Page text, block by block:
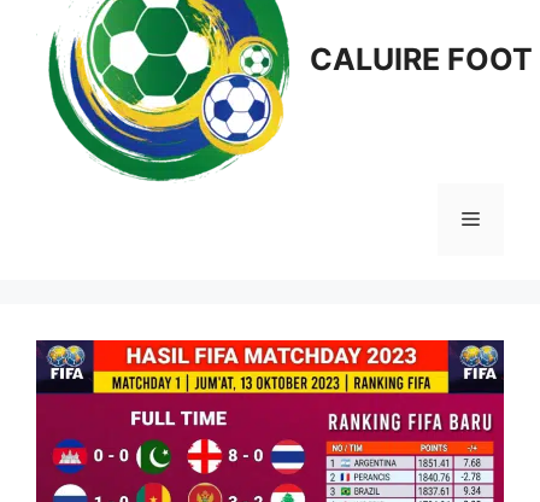
CALUIRE FOOT
Menu